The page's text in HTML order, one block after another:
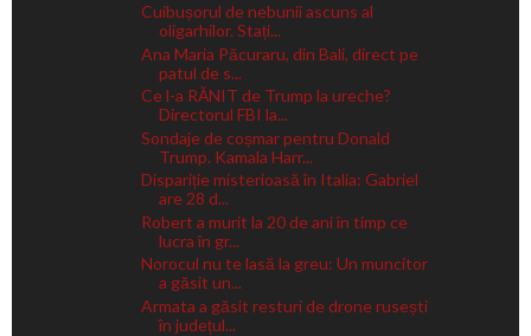
Cuibușorul de nebunii ascuns al
oligarhilor. Stați...
Ana Maria Păcuraru, din Bali, direct pe
patul de s...
Ce l-a RĂNIT de Trump la ureche?
Directorul FBI la...
Sondaje de coșmar pentru Donald
Trump. Kamala Harr...
Dispariție misterioasă în Italia: Gabriel
are 28 d...
Robert a murit la 20 de ani în timp ce
lucra în gr...
Norocul nu te lasă la greu: Un muncitor
a găsit un...
Armata a găsit resturi de drone rusești
în județul...